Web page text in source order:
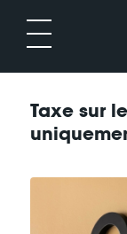
Taxe sur